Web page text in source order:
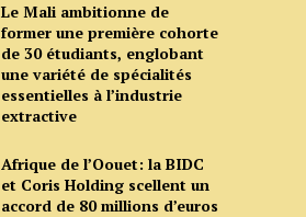
Le Mali ambitionne de
former une première cohorte
de 30 étudiants, englobant
une variété de spécialités
essentielles à l’industrie
extractive
Afrique de l’Oouet: la BIDC
et Coris Holding scellent un
accord de 80 millions d’euros